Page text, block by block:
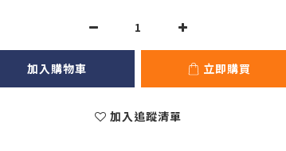
加入購物車 立即購買
加入追蹤清單